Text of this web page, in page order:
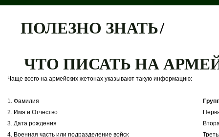
ПОЛЕЗНО ЗНАТЬ/
ЧТО ПИСАТЬ НА
Чаще всего на армейских жетонах указывают такую информацию:
1. Фамилия
2. Имя и Отчество
3. Дата рождения
4. Военная часть или подразделение войск